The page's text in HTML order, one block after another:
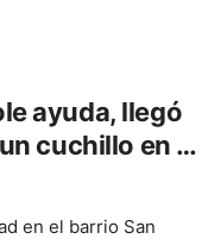
ayuda, llegó
cuchillo en el
en el barrio San